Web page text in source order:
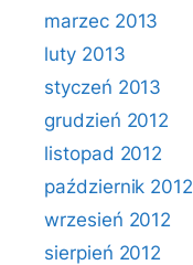
marzec 2013
luty 2013
styczeń 2013
grudzień 2012
listopad 2012
październik 2012
wrzesień 2012
sierpień 2012